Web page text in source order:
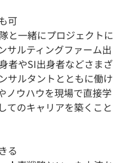
可
と一緒にプロジェクトに
サルティングファーム出
者やSI出身者などさまざ
サルタントとともに働け
ノウハウを現場で直接学
てのキャリアを築くこと
る